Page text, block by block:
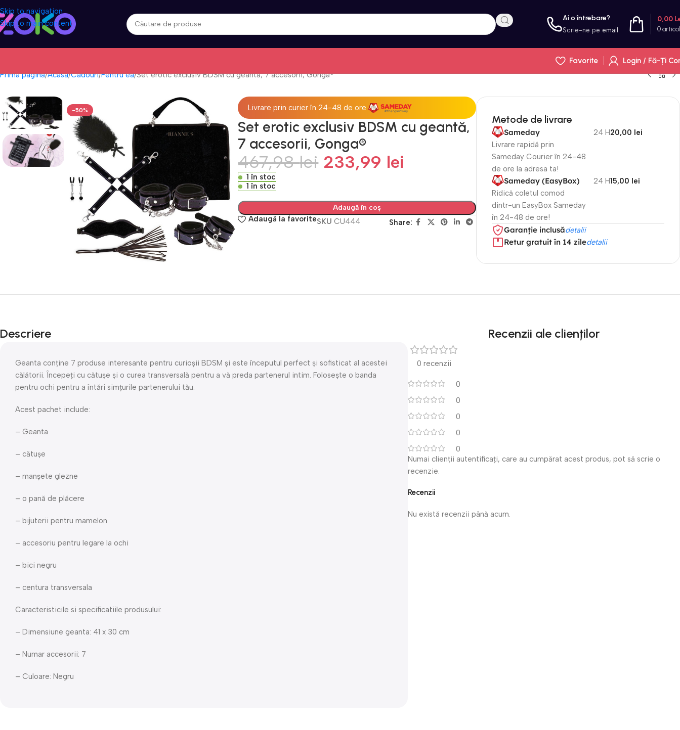
Skip to navigation
Skip to main content
Ai o întrebare?
Scrie-ne pe email 0
0,00
Favorite
Login / Fă-Ți
Prima pagină Acasa Cadouri Pentru ea Set erotic exclusiv BDSM cu geantă, 7 accesorii, Gonga®
-50% Livrare prin curier în 24-48 de ore
Set erotic exclusiv BDSM cu geantă,
7 accesorii, Gonga®
467,98lei 233,99 lei
1 în stoc
1 în stoc
Adaugă în coș
Adaugă la favoriteSKUCU444 Share:
Metode de livrare
Sameday
Livrare rapidă prin
Sameday Courier în 24-48
de ore la adresa ta!
24 H20,00 lei
Sameday (EasyBox)
Ridică coletul comod
dintr-un EasyBox Sameday
în 24-48 de ore!
24 H15,00 lei
Garanție inclusădetalii
Retur gratuit în 14 ziledetalii
Descriere
Geanta conține 7 produse interesante pentru curioșii BDSM și este începutul perfect și sofisticat al acestei
călătorii. Începeți cu cătușe și o curea transversală pentru a vă preda partenerul intim. Folosește o banda
pentru ochi pentru a întări simțurile partenerului tău.
Acest pachet include:
– Geanta
– cătușe
– manșete glezne
– o pană de plăcere
– bijuterii pentru mamelon
– accesoriu pentru legare la ochi
– bici negru
– centura transversala
Caracteristicile si specificatiile produsului:
– Dimensiune geanta: 41 x 30 cm
– Numar accesorii: 7
– Culoare: Negru
Recenzii ale clienților
0 recenzii
0
0
0
0
0
Recenzii
Nu există recenzii până acum.
Numai clienții autentificați, care au cumpărat acest produs, pot să scrie o
recenzie.